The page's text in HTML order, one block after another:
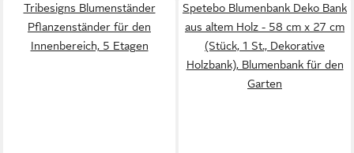
Tribesigns Blumenständer
Pflanzenständer für den
Innenbereich, 5 Etagen
Spetebo Blumenbank Deko Bank
aus altem Holz - 58 cm x 27 cm
(Stück, 1 St., Dekorative
Holzbank), Blumenbank für den
Garten